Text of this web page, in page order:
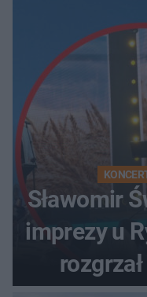
Sławomir
imprezy u